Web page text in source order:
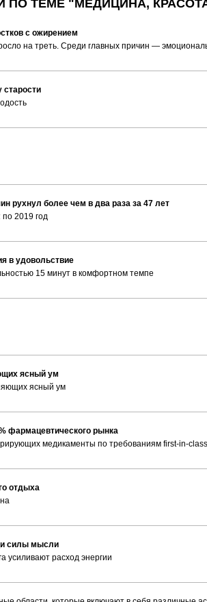
ПО ТЕМЕ "МЕДИЦИНА,
с ожирением
на треть. Среди главных причин —
старости
рухнул более чем в два раза за 47 лет
по 2019 год
в удовольствие
15 минут в комфортном темпе
ясный ум
ясный ум
фармацевтического рынка
медикаменты по требованиям first-in-class
отдыха
силы мысли
усиливают расход энергии